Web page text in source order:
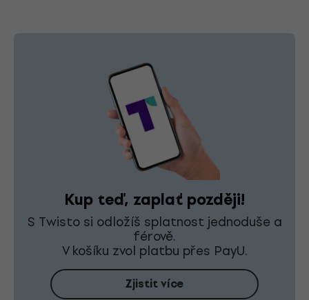
Kup teď, zaplať později!
S Twisto si odložíš splatnost jednoduše a
férově.
V košíku zvol platbu přes PayU.
Zjistit více